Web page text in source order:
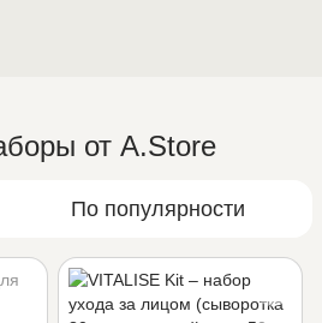
от A.Store
По популярности